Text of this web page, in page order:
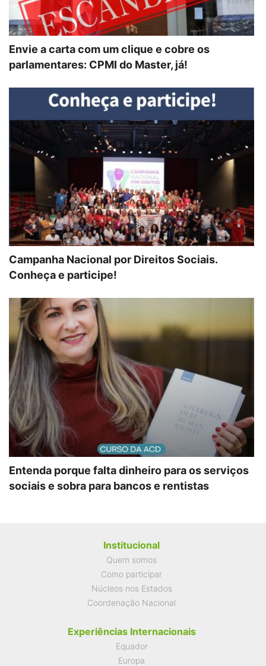
Envie a carta com um clique e cobre os
parlamentares: CPMI do Master, já!
Campanha Nacional por Direitos Sociais.
Conheça e participe!
Entenda porque falta dinheiro para os serviços
sociais e sobra para bancos e rentistas
Institucional
Quem somos
Como participar
Núcleos nos Estados
Coordenação Nacional
Experiências Internacionais
Equador
Europa